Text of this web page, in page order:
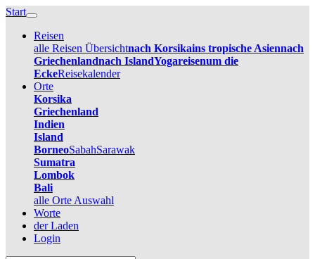
Start
Reisen
alle Reisen Übersichtnach Korsikains tropische Asiennach
Griechenlandnach IslandYogareisenum die
EckeReisekalender
Orte
Korsika
Griechenland
Indien
Island
BorneoSabahSarawak
Sumatra
Lombok
Bali
alle Orte Auswahl
Worte
der Laden
Login